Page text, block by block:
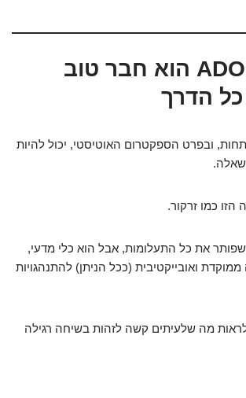
לסיכום: ADOS הוא חבר טוב
הדרך
ובפרט הספקטרום האוטיסטי, יכול להיות
שאלה.
את כל התעלומות, אבל הוא כלי מדעי,
ואובייקטיבית (ככל הניתן) להתנהגויות
מה שלעיתים קשה לזהות בשיחה רגילה